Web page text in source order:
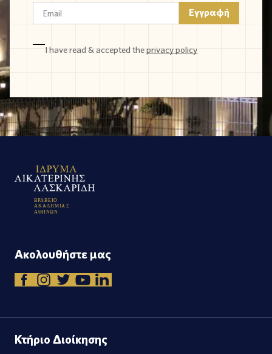
I have read & accepted theprivacy policy
ΒΡΑΒΕΙΟ
ΑΚΑΔΗΜΙΑ Σ
Α ΘΗΝΩΝ
Ακολουθήστε μας
Κτήριο Διοίκησης